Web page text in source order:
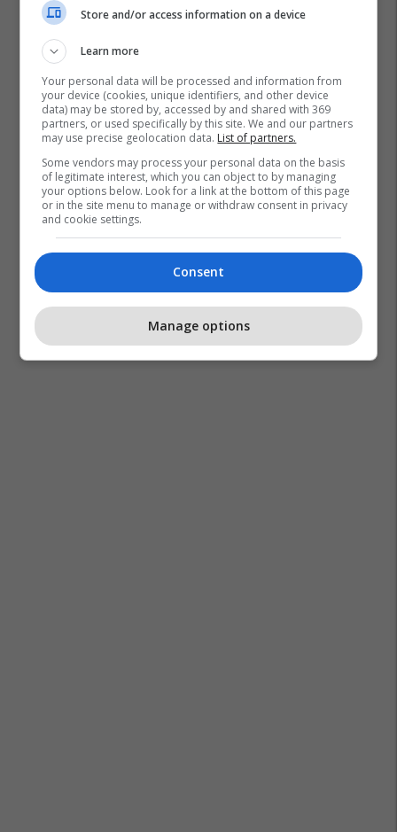
Store and/or access information on a device
Learn more
Your personal data will be processed and information from
your device (cookies, unique identifiers, and other device
data) may be stored by, accessed by and shared with 369
partners, or used specifically by this site. We and our partners
may use precise geolocation data. List of partners.
Some vendors may process your personal data on the basis
of legitimate interest, which you can object to by managing
your options below. Look for a link at the bottom of this page
or in the site menu to manage or withdraw consent in privacy
and cookie settings.
Consent
Manage options